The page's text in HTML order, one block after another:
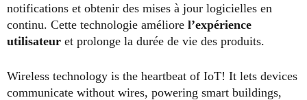
notifications et obtenir des mises à jour logicielles en
continu. Cette technologie améliore l’expérience
utilisateur et prolonge la durée de vie des produits.
Wireless technology is the heartbeat of IoT! It lets devices
communicate without wires, powering smart buildings,